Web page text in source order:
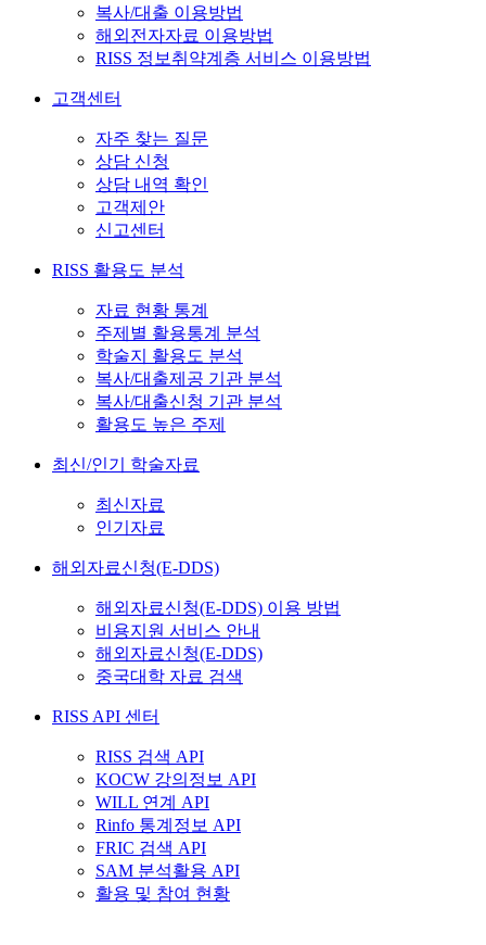
복사/대출 이용방법
해외전자자료 이용방법
RISS 정보취약계층 서비스 이용방법
고객센터
자주 찾는 질문
상담 신청
상담 내역 확인
고객제안
신고센터
RISS 활용도 분석
자료 현황 통계
주제별 활용통계 분석
학술지 활용도 분석
복사/대출제공 기관 분석
복사/대출신청 기관 분석
활용도 높은 주제
최신/인기 학술자료
최신자료
인기자료
해외자료신청(E-DDS)
해외자료신청(E-DDS) 이용 방법
비용지원 서비스 안내
해외자료신청(E-DDS)
중국대학 자료 검색
RISS API 센터
RISS 검색 API
KOCW 강의정보 API
WILL 연계 API
Rinfo 통계정보 API
FRIC 검색 API
SAM 분석활용 API
활용 및 참여 현황